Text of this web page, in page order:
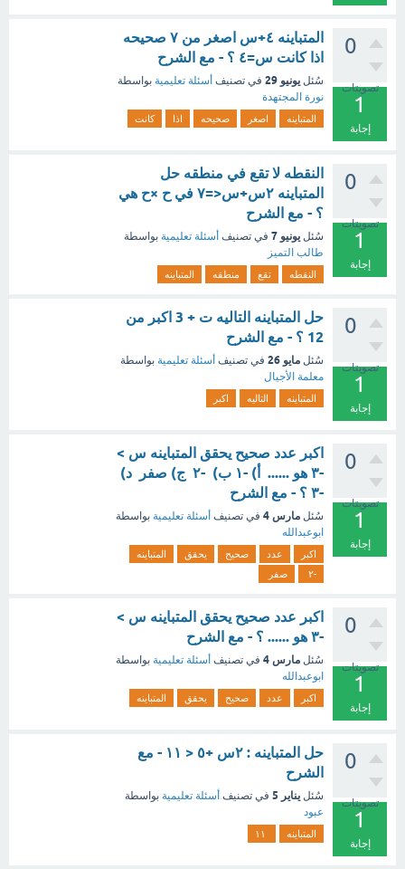
0
تصويتات
1
إجابة
المتباينه ٤+س اصغر من ٧ صحيحه
اذا كانت س=٤ ؟ - مع الشرح
سُئل يونيو 29 في تصنيف أسئلة تعليمية بواسطة
نورة المجتهدة
المتباينه اصغر صحيحه اذا كانت
0
تصويتات
1
إجابة
النقطه لا تقع في منطقه حل
المتباينه ٢س+س<=٧ في ح ×ح هي
؟ - مع الشرح
سُئل يونيو 7 في تصنيف أسئلة تعليمية بواسطة
طالب التميز
النقطه تقع منطقه المتباينه
0
تصويتات
1
إجابة
حل المتباينه التاليه ت + 3 اكبر من
12 ؟ - مع الشرح
سُئل مايو 26 في تصنيف أسئلة تعليمية بواسطة
معلمة الأجيال
المتباينه التاليه اكبر
0
تصويتات
1
إجابة
اكبر عدد صحيح يحقق المتباينه س >
-٣ هو ...... أ) -١ ب) -٢ ج) صفر د)
-٣ ؟ - مع الشرح
سُئل مارس 4 في تصنيف أسئلة تعليمية بواسطة
ابوعبدالله
اكبر عدد صحيح يحقق
المتباينه
-٢
صفر
0
تصويتات
1
إجابة
اكبر عدد صحيح يحقق المتباينه س >
-٣ هو ...... ؟ - مع الشرح
سُئل مارس 4 في تصنيف أسئلة تعليمية بواسطة
ابوعبدالله
اكبر عدد صحيح يحقق المتباينه
0
تصويتات
1
إجابة
حل المتباينه : ٢س +٥ < ١١ - مع
الشرح
سُئل يناير 5 في تصنيف أسئلة تعليمية بواسطة
عبود
المتباينه